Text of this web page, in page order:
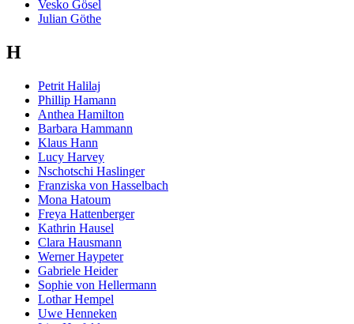
Vesko Gösel
Julian Göthe
H
Petrit Halilaj
Phillip Hamann
Anthea Hamilton
Barbara Hammann
Klaus Hann
Lucy Harvey
Nschotschi Haslinger
Franziska von Hasselbach
Mona Hatoum
Freya Hattenberger
Kathrin Hausel
Clara Hausmann
Werner Haypeter
Gabriele Heider
Sophie von Hellermann
Lothar Hempel
Uwe Henneken